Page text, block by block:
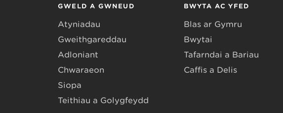
GWELD A GWNEUD
Atyniadau
Gweithgareddau
Adloniant
Chwaraeon
Siopa
Teithiau a Golygfeydd
BWYTA AC YFED
Blas ar Gymru
Bwytai
Tafarndai a Bariau
Caffis a Delis